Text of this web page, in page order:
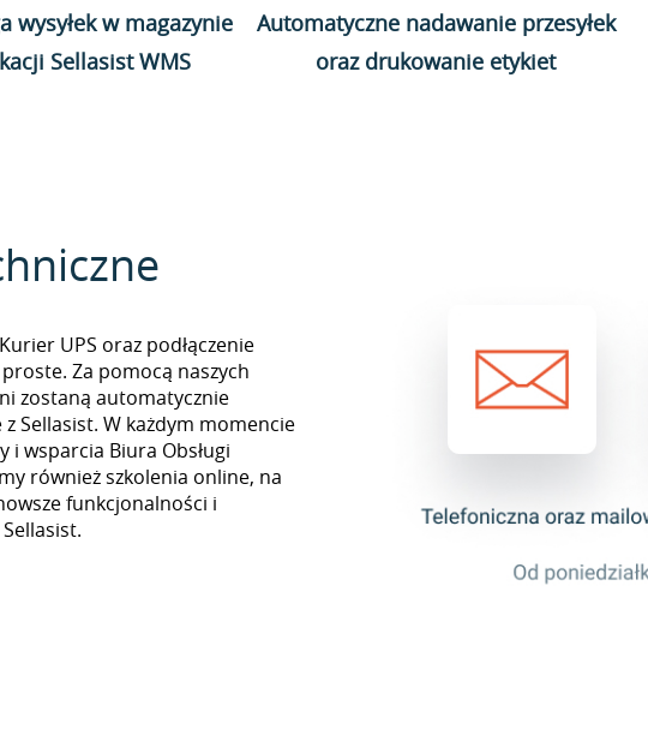
wysyłek w magazynie
Sellasist WMS
Automatyczne nadawanie przesyłek
oraz drukowanie etykiet
UPS oraz podłączenie
Za pomocą naszych
zostaną automatycznie
Sellasist. W każdym momencie
i wsparcia Biura Obsługi
również szkolenia online, na
funkcjonalności i